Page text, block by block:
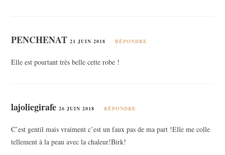
PENCHENAT21 JUIN 2018 RÉPONDRE
Elle est pourtant très belle cette robe !
lajoliegirafe 26 JUIN 2018 RÉPONDRE
C’est gentil mais vraiment c’est un faux pas de ma part !Elle me colle
tellement à la peau avec la chaleur!Birk!